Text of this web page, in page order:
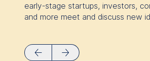
early-stage startups, investors,
and more meet and discuss new